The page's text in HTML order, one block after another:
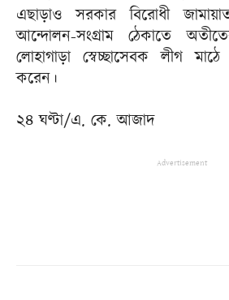
এছাড়াও সরকার বিরোধী
আন্দোলন-সংগ্রাম ঠেকাতে
লোহাগাড়া স্বেচ্ছাসেবক লীগ
করেন।
২৪ ঘণ্টা/এ. কে. আজাদ
Advertisement